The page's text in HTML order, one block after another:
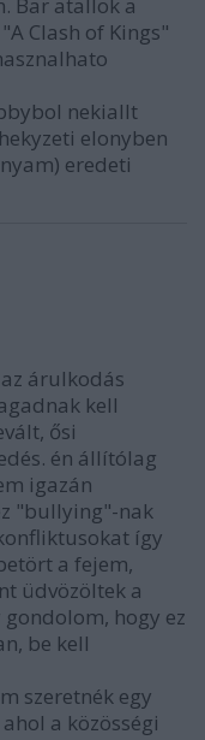
Bar atallok a
Clash of Kings"
nekiallt
elonyben
eredeti
árulkodás
kell
ősi
én állítólag
igazán
"bullying"-nak
így
a fejem,
üdvözöltek a
hogy ez
be kell
szeretnék egy
a közösségi